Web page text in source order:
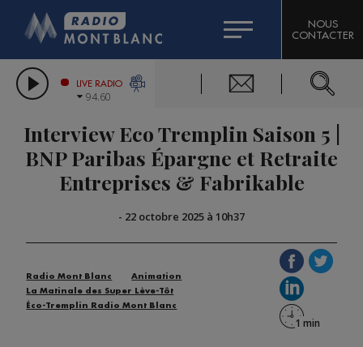
LES CHRONIQUES DE L'EXPERT
CITIZEN MACHINERY
GRAND MASSIF DOMAINES SKIABLES
BIGARD
COMPAGNIE DU MONT-BLANC
NOUS
CONTACTER
LIVE RADIO
94.60
Interview Eco Tremplin Saison 5 |
BNP Paribas Épargne et Retraite
Entreprises & Fabrikable
- 22 octobre 2025 à 10h37
Radio Mont Blanc
Animation
La Matinale des Super Lève-Tôt
Éco-Tremplin Radio Mont Blanc